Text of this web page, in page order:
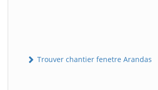
Trouver chantier fenetre Arandas